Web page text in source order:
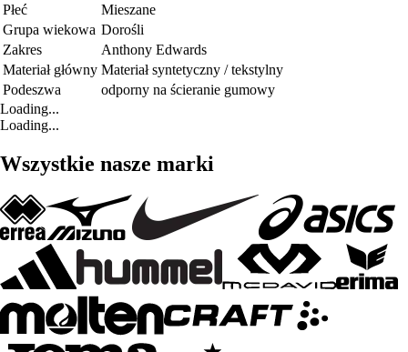
Płeć
Mieszane
Grupa wiekowa Dorośli
Zakres
Anthony Edwards
Materiał główny Materiał syntetyczny / tekstylny
Podeszwa
odporny na ścieranie gumowy
Loading...
Loading...
Wszystkie nasze marki